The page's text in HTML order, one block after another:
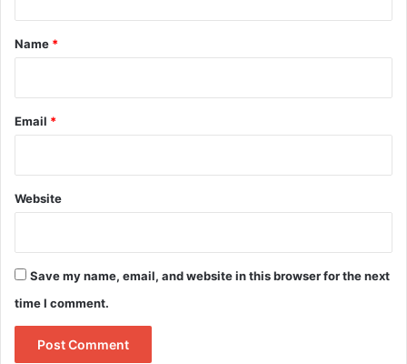
*
Name *
Email *
Website
Save my name, email, and website in this browser for the next
time I comment.